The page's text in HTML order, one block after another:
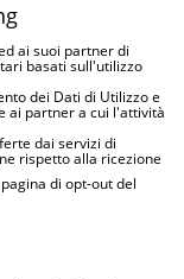
ai suoi partner di
basati sull'utilizzo
dei Dati di Utilizzo e
ai partner a cui l'attività
dai servizi di
rispetto alla ricezione
pagina di opt-out del